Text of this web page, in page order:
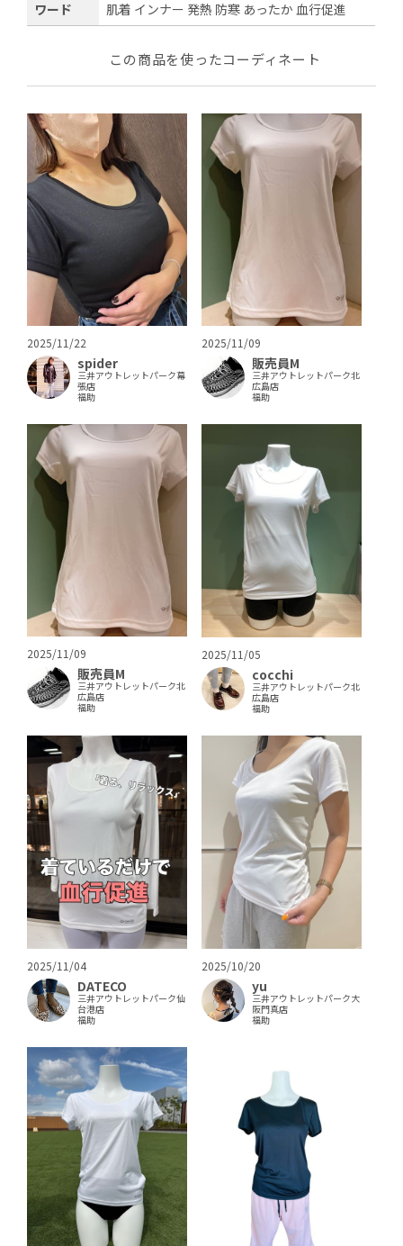
ワード
肌着 インナー 発熱 防寒 あったか 血行促進
この商品を使ったコーディネート
2025/11/22
spider
三井アウトレットパーク幕
張店
福助
2025/11/09
販売員M
三井アウトレットパーク北
広島店
福助
2025/11/09
販売員M
三井アウトレットパーク北
広島店
福助
2025/11/05
cocchi
三井アウトレットパーク北
広島店
福助
2025/11/04
DATECO
三井アウトレットパーク仙
台港店
福助
2025/10/20
yu
三井アウトレットパーク大
阪門真店
福助